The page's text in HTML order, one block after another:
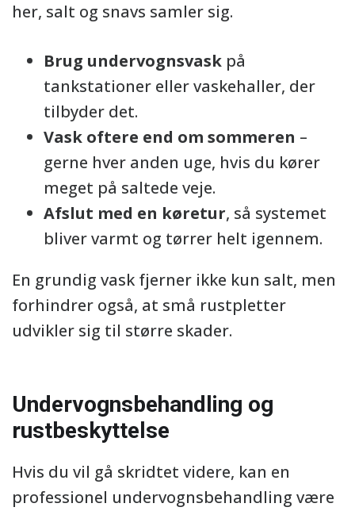
her, salt og snavs samler sig.
Brug undervognsvask på
tankstationer eller vaskehaller, der
tilbyder det.
Vask oftere end om sommeren –
gerne hver anden uge, hvis du kører
meget på saltede veje.
Afslut med en køretur, så systemet
bliver varmt og tørrer helt igennem.
En grundig vask fjerner ikke kun salt, men
forhindrer også, at små rustpletter
udvikler sig til større skader.
Undervognsbehandling og
rustbeskyttelse
Hvis du vil gå skridtet videre, kan en
professionel undervognsbehandling være